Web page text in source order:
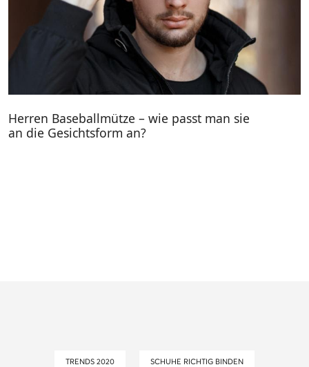
Herren Baseballmütze – wie passt man sie
an die Gesichtsform an?
TRENDS 2020 SCHUHE RICHTIG BINDEN